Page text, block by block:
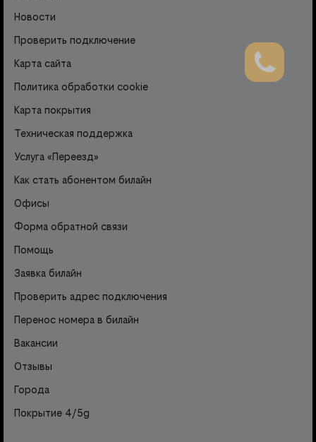
Новости
Проверить подключение
Карта сайта
Политика обработки cookie
Карта покрытия
Техническая поддержка
Услуга «Переезд»
Как стать абонентом билайн
Офисы
Форма обратной связи
Помощь
Заявка билайн
Проверить адрес подключения
Перенос номера в билайн
Вакансии
Отзывы
Города
Покрытие 4/5g